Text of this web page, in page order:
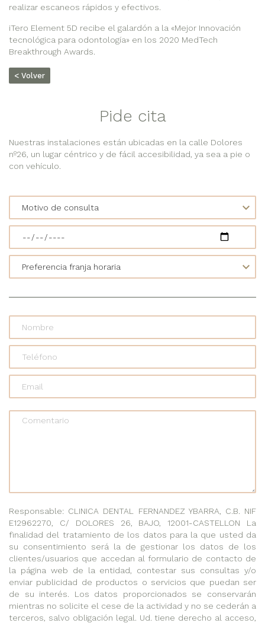
realizar escaneos rápidos y efectivos.
iTero Element 5D recibe el galardón a la «Mejor Innovación
tecnológica para odontología» en los 2020 MedTech
Breakthrough Awards.
< Volver
Pide cita
Nuestras instalaciones están ubicadas en la calle Dolores
nº26, un lugar céntrico y de fácil accesibilidad, ya sea a pie o
con vehículo.
Responsable: CLINICA DENTAL FERNANDEZ YBARRA, C.B. NIF
E12962270, C/ DOLORES 26, BAJO, 12001-CASTELLON La
finalidad del tratamiento de los datos para la que usted da
su consentimiento será la de gestionar los datos de los
clientes/usuarios que accedan al formulario de contacto de
la página web de la entidad, contestar sus consultas y/o
enviar publicidad de productos o servicios que puedan ser
de su interés. Los datos proporcionados se conservarán
mientras no solicite el cese de la actividad y no se cederán a
terceros, salvo obligación legal. Ud. tiene derecho al acceso,